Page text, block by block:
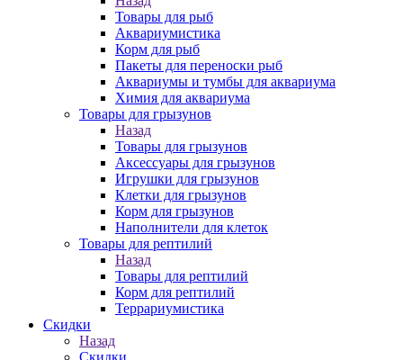
Товары для рыб
Аквариумистика
Корм для рыб
Пакеты для переноски рыб
Аквариумы и тумбы для аквариума
Химия для аквариума
Товары для грызунов
Назад
Товары для грызунов
Аксессуары для грызунов
Игрушки для грызунов
Клетки для грызунов
Корм для грызунов
Наполнители для клеток
Товары для рептилий
Назад
Товары для рептилий
Корм для рептилий
Террариумистика
Скидки
Назад
Скидки